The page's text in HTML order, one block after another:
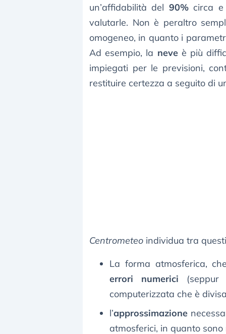
un’affidabilità del 90%circa e
valutarle. Non è peraltro
omogeneo, in quanto i
Ad esempio, la neveè più
impiegati per le previsioni,
restituire certezza a seguito di
Centrometeo individua tra
La forma atmosferica,
errori numerici (seppur
computerizzata che è
l’approssimazione
atmosferici, in quanto